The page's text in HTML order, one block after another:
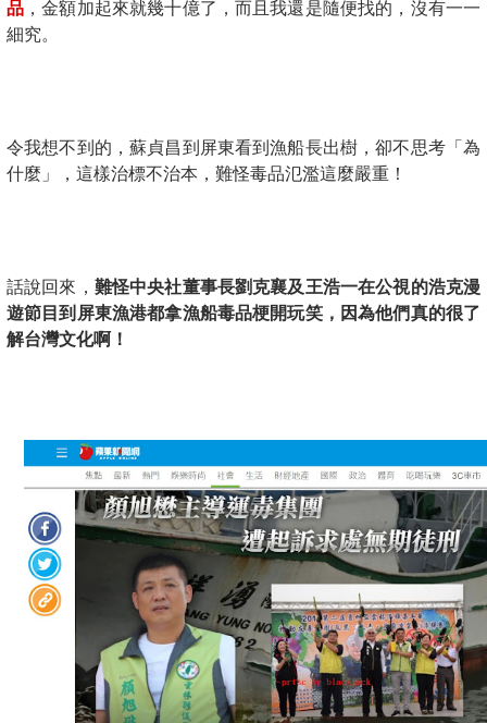
品 ，金額加起來就幾十億了，而且我還是隨便找的，沒有一一
細究。
令我想不到的，蘇貞昌到屏東看到漁船長出樹，卻不思考「為
什麼」，這樣治標不治本，難怪毒品氾濫這麼嚴重！
話說回來， 難怪中央社董事長劉克襄及王浩一在公視的浩克漫
遊節目到屏東漁港都拿漁船毒品梗開玩笑，因為他們真的很了
解台灣文化啊！